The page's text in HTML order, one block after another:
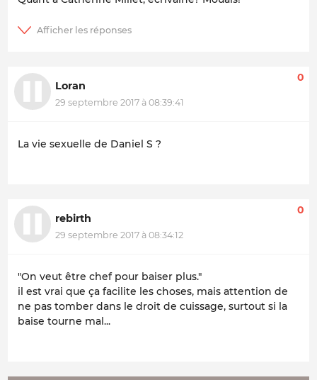
Loran
29 septembre 2017 à 08:39:41
0
La vie sexuelle de Daniel S ?
rebirth
29 septembre 2017 à 08:34:12
0
"On veut être chef pour baiser plus."
il est vrai que ça facilite les choses, mais attention de
ne pas tomber dans le droit de cuissage, surtout si la
baise tourne mal...